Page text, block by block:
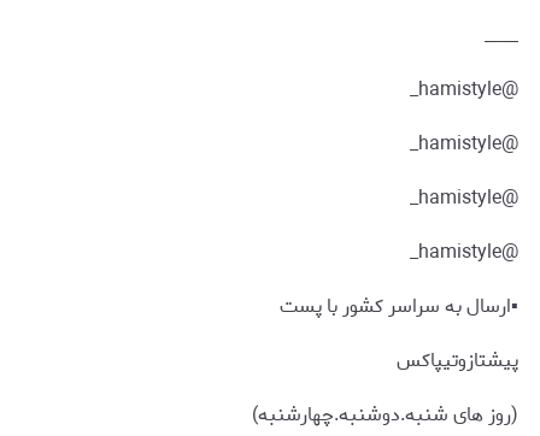
____
@hamistyle_
@hamistyle_
@hamistyle_
@hamistyle_
▪️ارسال به سراسر کشور با پست
پیشتازوتیپاکس
(روز های شنبه.دوشنبه.چهارشنبه)